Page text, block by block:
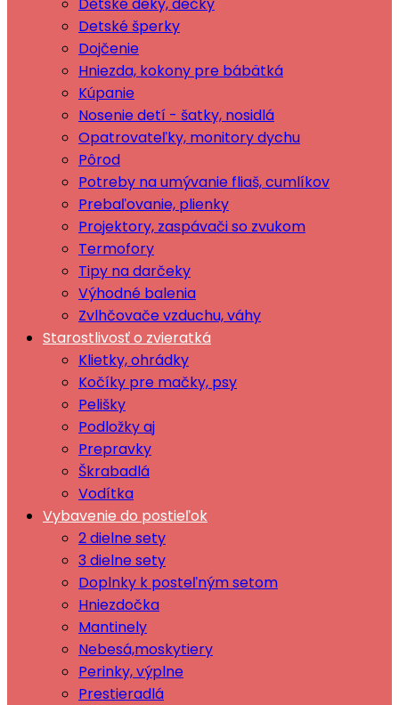
Detské šperky
Dojčenie
Hniezda, kokony pre bábätká
Kúpanie
Nosenie detí - šatky, nosidlá
Opatrovateľky, monitory dychu
Pôrod
Potreby na umývanie fliaš, cumlíkov
Prebaľovanie, plienky
Projektory, zaspávači so zvukom
Termofory
Tipy na darčeky
Výhodné balenia
Zvlhčovače vzduchu, váhy
Starostlivosť o zvieratká
Klietky, ohrádky
Kočíky pre mačky, psy
Pelišky
Podložky aj
Prepravky
Škrabadlá
Vodítka
Vybavenie do postieľok
2 dielne sety
3 dielne sety
Doplnky k posteľným setom
Hniezdočka
Mantinely
Nebesá,moskytiery
Perinky, výplne
Prestieradlá